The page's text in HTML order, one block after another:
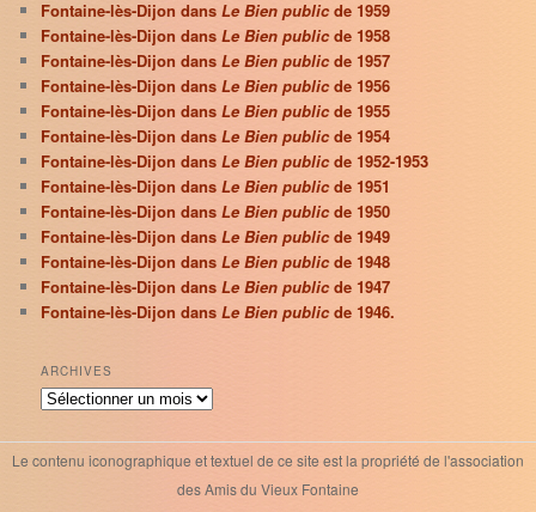
Fontaine-lès-Dijon dansLe Bien publicde 1959
Fontaine-lès-Dijon dansLe Bien publicde 1958
Fontaine-lès-Dijon dansLe Bien publicde 1957
Fontaine-lès-Dijon dansLe Bien publicde 1956
Fontaine-lès-Dijon dansLe Bien publicde 1955
Fontaine-lès-Dijon dansLe Bien publicde 1954
Fontaine-lès-Dijon dansLe Bien publicde 1952-1953
Fontaine-lès-Dijon dansLe Bien publicde 1951
Fontaine-lès-Dijon dansLe Bien publicde 1950
Fontaine-lès-Dijon dansLe Bien publicde 1949
Fontaine-lès-Dijon dansLe Bien publicde 1948
Fontaine-lès-Dijon dansLe Bien publicde 1947
Fontaine-lès-Dijon dansLe Bien publicde 1946.
ARCHIVES
Archives
Le contenu iconographique et textuel de ce site est la propriété de l'association
des Amis du Vieux Fontaine